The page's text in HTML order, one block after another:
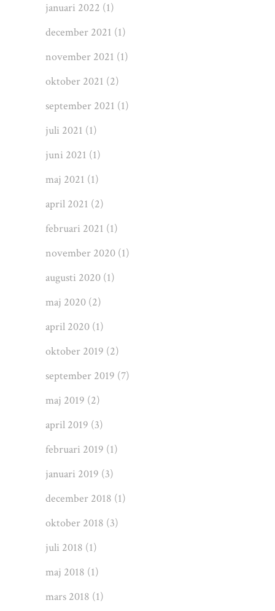
januari 2022 (1)
december 2021 (1)
november 2021 (1)
oktober 2021 (2)
september 2021 (1)
juli 2021 (1)
juni 2021 (1)
maj 2021 (1)
april 2021 (2)
februari 2021 (1)
november 2020 (1)
augusti 2020 (1)
maj 2020 (2)
april 2020 (1)
oktober 2019 (2)
september 2019 (7)
maj 2019 (2)
april 2019 (3)
februari 2019 (1)
januari 2019 (3)
december 2018 (1)
oktober 2018 (3)
juli 2018 (1)
maj 2018 (1)
mars 2018 (1)